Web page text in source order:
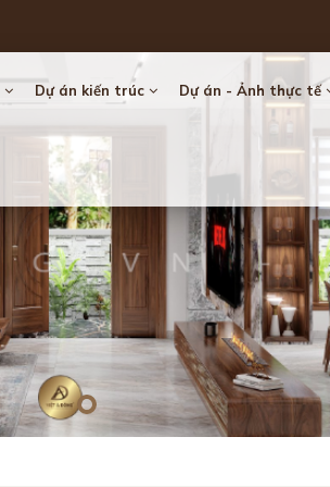
Dự án kiến trúc Dự án - Ảnh thực tế
Loading...